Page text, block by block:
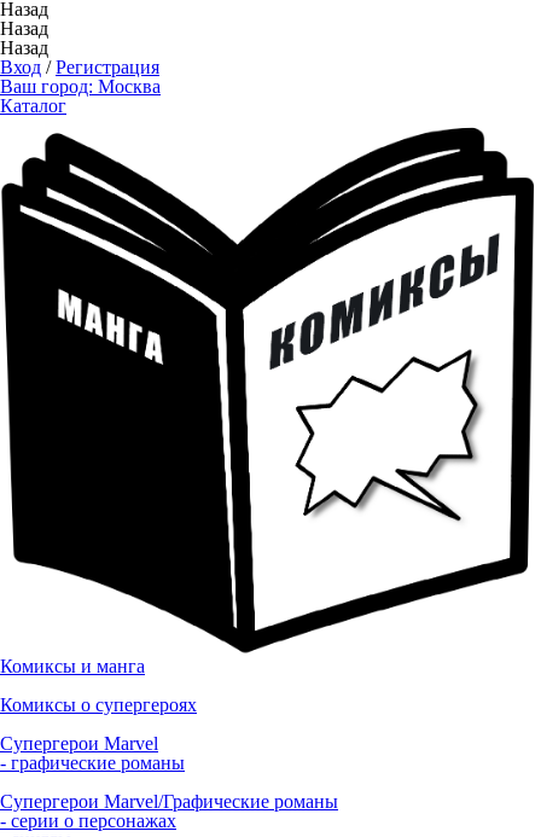
Назад
Назад
Назад
Вход /Регистрация
Ваш город: Москва
Каталог
Комиксы и манга
Комиксы о супергероях
Супергерои Marvel
- графические романы
Супергерои Marvel/Графические романы
- серии о персонажах